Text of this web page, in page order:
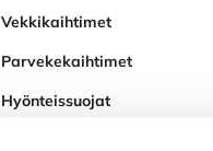
Vekkikaihtimet
Parvekekaihtimet
Hyönteissuojat